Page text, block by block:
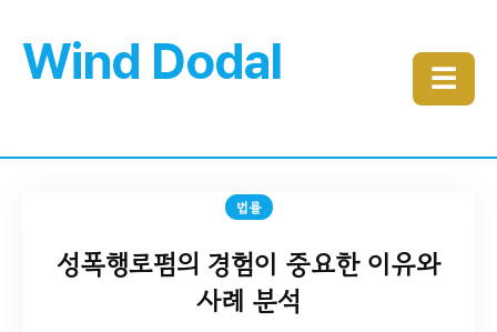
Wind Dodal ☰
법률
성폭행로펌의 경험이 중요한 이유와
사례 분석